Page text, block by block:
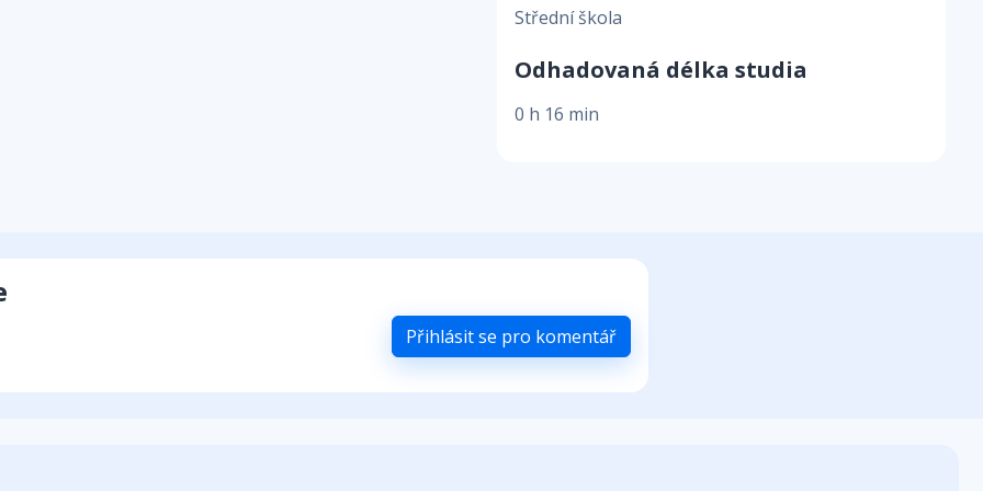
Střední škola
Odhadovaná délka studia
0 h 16 min
Přihlásit se pro komentář